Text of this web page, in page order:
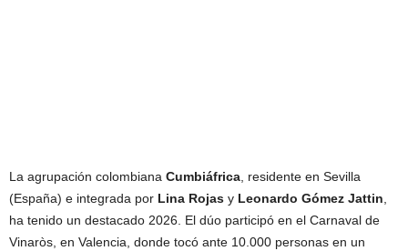
La agrupación colombiana Cumbiáfrica, residente en Sevilla
(España) e integrada por Lina Rojas y Leonardo Gómez Jattin,
ha tenido un destacado 2026. El dúo participó en el Carnaval de
Vinaròs, en Valencia, donde tocó ante 10.000 personas en un